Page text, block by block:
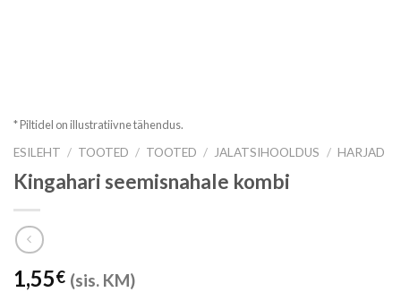
* Piltidel on illustratiivne tähendus.
ESILEHT / TOOTED / TOOTED / JALATSIHOOLDUS / HARJAD
Kingahari seemisnahale kombi
1,55€ (sis. KM)